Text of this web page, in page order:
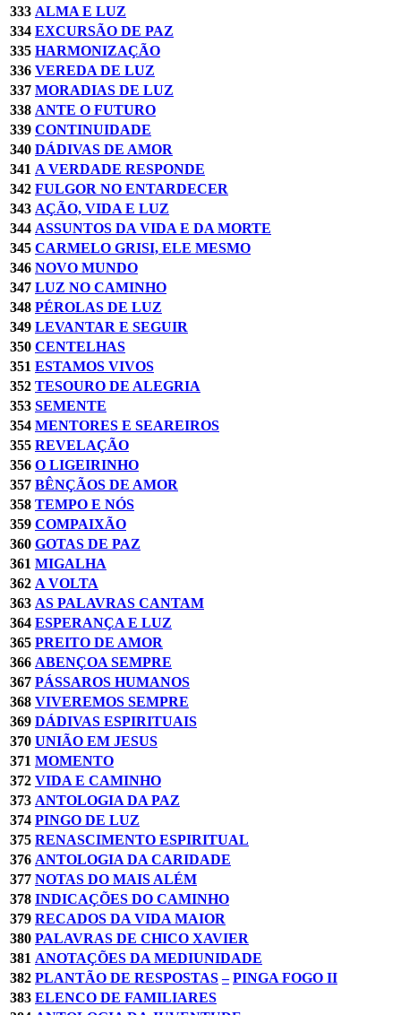
333 ALMA E LUZ
334 EXCURSÃO DE PAZ
335 HARMONIZAÇÃO
336 VEREDA DE LUZ
337 MORADIAS DE LUZ
338 ANTE O FUTURO
339 CONTINUIDADE
340 DÁDIVAS DE AMOR
341 A VERDADE RESPONDE
342 FULGOR NO ENTARDECER
343 AÇÃO, VIDA E LUZ
344 ASSUNTOS DA VIDA E DA MORTE
345 CARMELO GRISI, ELE MESMO
346 NOVO MUNDO
347 LUZ NO CAMINHO
348 PÉROLAS DE LUZ
349 LEVANTAR E SEGUIR
350 CENTELHAS
351 ESTAMOS VIVOS
352 TESOURO DE ALEGRIA
353 SEMENTE
354 MENTORES E SEAREIROS
355 REVELAÇÃO
356 O LIGEIRINHO
357 BÊNÇÃOS DE AMOR
358 TEMPO E NÓS
359 COMPAIXÃO
360 GOTAS DE PAZ
361 MIGALHA
362 A VOLTA
363 AS PALAVRAS CANTAM
364 ESPERANÇA E LUZ
365 PREITO DE AMOR
366 ABENÇOA SEMPRE
367 PÁSSAROS HUMANOS
368 VIVEREMOS SEMPRE
369 DÁDIVAS ESPIRITUAIS
370 UNIÃO EM JESUS
371 MOMENTO
372 VIDA E CAMINHO
373 ANTOLOGIA DA PAZ
374 PINGO DE LUZ
375 RENASCIMENTO ESPIRITUAL
376 ANTOLOGIA DA CARIDADE
377 NOTAS DO MAIS ALÉM
378 INDICAÇÕES DO CAMINHO
379 RECADOS DA VIDA MAIOR
380 PALAVRAS DE CHICO XAVIER
381 ANOTAÇÕES DA MEDIUNIDADE
382 PLANTÃO DE RESPOSTAS – PINGA FOGO II
383 ELENCO DE FAMILIARES